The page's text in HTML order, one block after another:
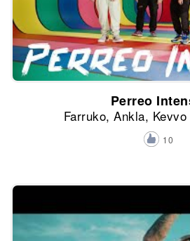
Perreo
Farruko, Ankla,
10